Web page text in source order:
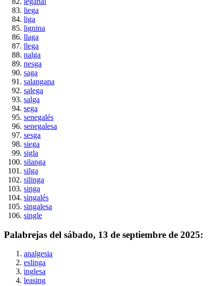
liega
liga
lignina
llaga
llega
nalga
nesga
saga
salangana
salega
salga
sega
senegalés
senegalesa
sesga
siega
sigla
silanga
silga
silinga
singa
singalés
singalesa
single
Palabrejas del sábado, 13 de septiembre de 2025:
analgesia
eslinga
inglesa
leasing